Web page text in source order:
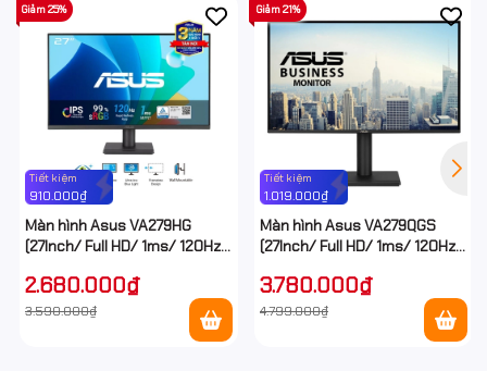
Tiết kiệm
910.000₫
Giảm 25%
Màn hình Asus VA279HG
(27Inch/ Full HD/ 1ms/ 120Hz/
2.680.000₫
3.590.000₫
Tiết kiệm
1.019.000₫
Giảm 21%
Màn hình Asus VA279QGS
(27Inch/ Full HD/ 1ms/ 120Hz/
3.780.000₫
4.799.000₫